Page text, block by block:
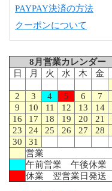
PAYPAY決済の方法
クーポンについて
8月営業カレンダー
日
月 火 水 木 金
2
3 4 5 6 7
9
10 11 12 13 14
16
17 18 19 20 21
23
24 25 26 27 28
30
31
営業
午前営業 午後休業
休業 翌営業日発送